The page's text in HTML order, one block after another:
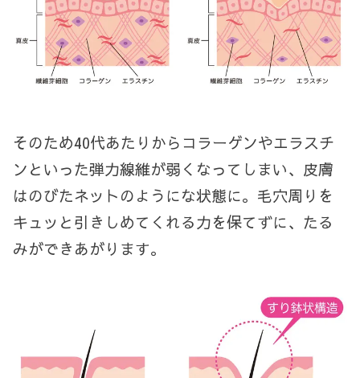
そのため40代あたりからコラーゲンやエラスチ
ンといった弾力線維が弱くなってしまい、皮膚
はのびたネットのようにな状態に。毛穴周りを
キュッと引きしめてくれる力を保てずに、たる
みができあがります。